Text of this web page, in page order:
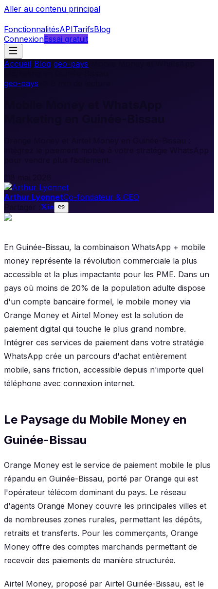
Aller au contenu principal
FonctionnalitésAPITarifsBlog
ConnexionEssai gratuit
Accueil Blog geo-pays
geo-pays
intégrez le paiement mobile à votre stratégie WhatsApp
Arthur LyonnetCo-fondateur & CEO
Partager :
En Guinée-Bissau, la combinaison WhatsApp + mobile
money représente la révolution commerciale la plus
accessible et la plus impactante pour les PME. Dans un
pays où moins de 20% de la population adulte dispose
d'un compte bancaire formel, le mobile money via
Orange Money et Airtel Money est la solution de
paiement digital qui touche le plus grand nombre.
Intégrer ces services de paiement dans votre stratégie
WhatsApp crée un parcours d'achat entièrement
mobile, sans friction, accessible depuis n'importe quel
téléphone avec connexion internet.
Le Paysage du Mobile Money en
Guinée-Bissau
Orange Money est le service de paiement mobile le plus
répandu en Guinée-Bissau, porté par Orange qui est
l'opérateur télécom dominant du pays. Le réseau
d'agents Orange Money couvre les principales villes et
de nombreuses zones rurales, permettant les dépôts,
retraits et transferts. Pour les commerçants, Orange
Money offre des comptes marchands permettant de
recevoir des paiements de manière structurée.
Airtel Money, proposé par Airtel Guinée-Bissau, est le